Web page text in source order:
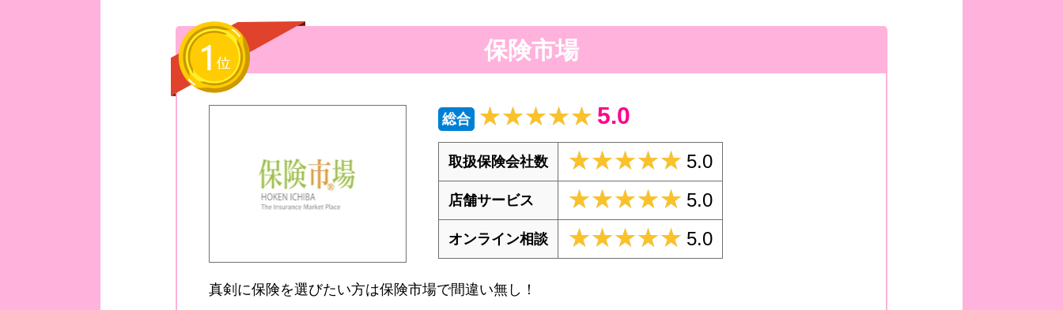
保険市場
総合 ★★★★★
★★★★★ 5.0
取扱保険会社数 ★★★★★
★★★★★ 5.0
店舗サービス ★★★★★
★★★★★ 5.0
オンライン相談 ★★★★★
★★★★★ 5.0
真剣に保険を選びたい方は保険市場で間違い無し！